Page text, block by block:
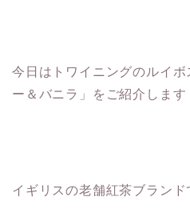
今日はトワイニングのルイボ
ー＆バニラ」をご紹介します
イギリスの老舗紅茶ブランド